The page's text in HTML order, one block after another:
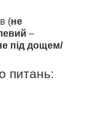
(не
–
під дощем/
питань: